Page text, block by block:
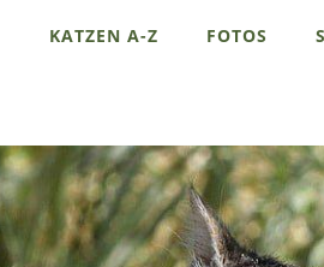
KATZEN A-Z FOTOS